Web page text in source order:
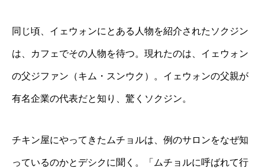
同じ頃、イェウォンにとある人物を紹介されたソクジン
は、カフェでその人物を待つ。現れたのは、イェウォン
の父ジファン（キム・スンウク）。イェウォンの父親が
有名企業の代表だと知り、驚くソクジン。
チキン屋にやってきたムチョルは、例のサロンをなぜ知
っているのかとデシクに聞く。「ムチョルに呼ばれて行